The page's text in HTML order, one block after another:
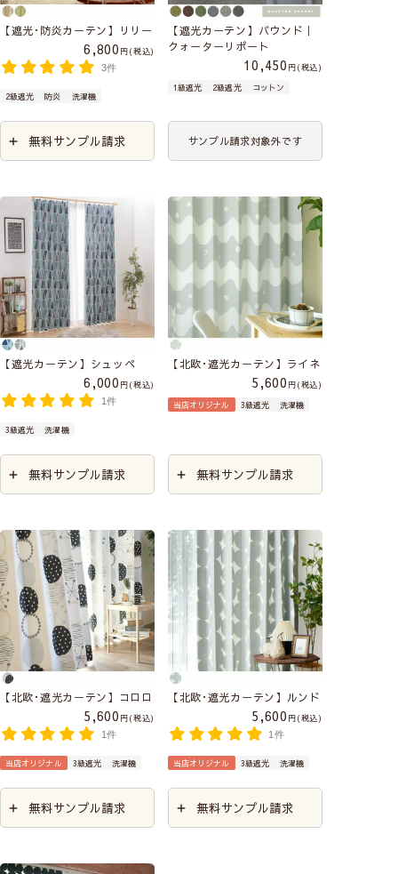
【遮光･防炎カーテン】リリー
6,800
税込
3件
2級遮光 防炎 洗濯機
無料サンプル請求
【遮光カーテン】バウンド｜
クォーターリポート
10,450
税込
1級遮光
2級遮光 コットン
サンプル請求対象外です
【遮光カーテン】シュッペ
6,000
税込
1件
3級遮光 洗濯機
無料サンプル請求
【北欧･遮光カーテン】ライネ
5,600
税込
当店オリジナル
3級遮光 洗濯機
無料サンプル請求
【北欧･遮光カーテン】コロロ
5,600
税込
1件
当店オリジナル 3級遮光 洗濯機
無料サンプル請求
【北欧･遮光カーテン】ルンド
5,600
税込
1件
当店オリジナル 3級遮光 洗濯機
無料サンプル請求